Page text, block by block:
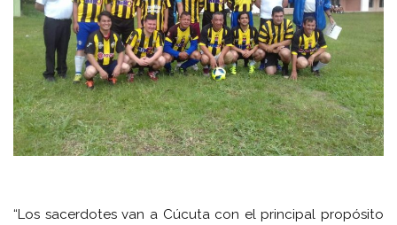
“Los sacerdotes van a Cúcuta con el principal propósito